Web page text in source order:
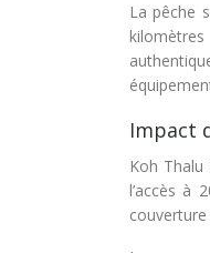
La pêche
Impact
Koh
l’accès à